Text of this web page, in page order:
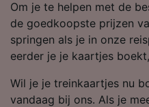
Om je te helpen met de
de goedkoopste prijzen
springen als je in onze
eerder je je kaartjes
Wil je je treinkaartjes nu
vandaag bij ons. Als je